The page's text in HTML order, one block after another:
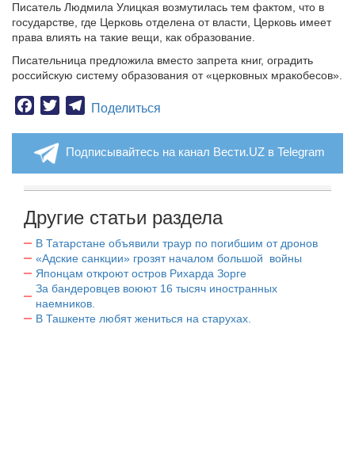
Писатель Людмила Улицкая возмутилась тем фактом, что в
государстве, где Церковь отделена от власти, Церковь имеет
права влиять на такие вещи, как образование.
Писательница предложила вместо запрета книг, оградить
российскую систему образования от «церковных мракобесов».
Facebook
TwitterTelegram
Поделиться
Подписывайтесь на канал Вести.UZ в Telegram
Другие статьи раздела
В Татарстане объявили траур по погибшим от дронов
«Адские санкции» грозят началом большой войны
Японцам откроют остров Рихарда Зорге
За бандеровцев воюют 16 тысяч иностранных
наемников.
В Ташкенте любят жениться на старухах.